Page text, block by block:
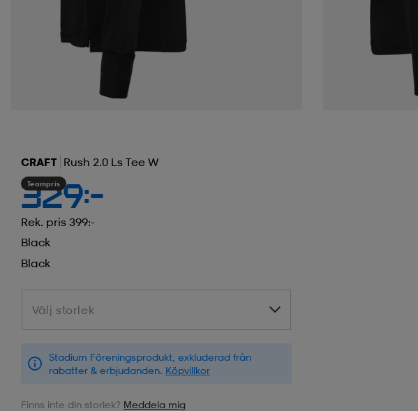
CRAFT Rush 2.0 Ls Tee W
Teampris
329:-
Rek. pris 399:-
Black
Black
Välj storlek
Välj storlek
Stadium Föreningsprodukt, exkluderad från
rabatter & erbjudanden. Köpvillkor
Finns inte din storlek? Meddela mig